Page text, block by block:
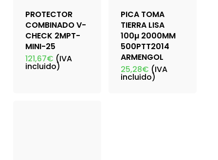
PROTECTOR
COMBINADO V-
CHECK 2MPT-
MINI-25
121,67€ (IVA
incluido)
PICA TOMA
TIERRA LISA
100µ 2000MM
500PTT2014
ARMENGOL
25,28€ (IVA
incluido)